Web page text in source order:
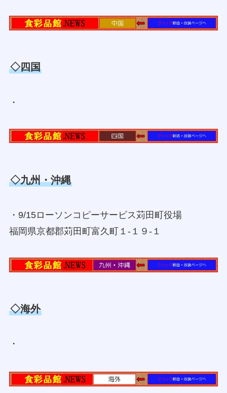
◇四国
・
◇九州・沖縄
・9/15ローソンコピーサービス苅田町役場
福岡県京都郡苅田町富久町１‐１９‐１
◇海外
・